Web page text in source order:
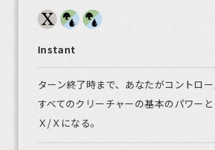
Instant
ターン終了時まで、あなたがコントロ
すべてのクリーチャーの基本のパワー
Ｘ/Ｘになる。